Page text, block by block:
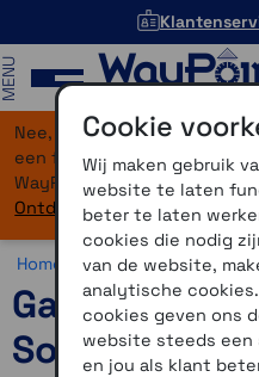
Nee, je bent niet verdwaald!
een flinke upgrade
WayPoint-service, maar dan
Ontdek hier wat er allemaal
Home >Horloges >
Garmin
Solar
Cookie
Wij maken gebruik
website te laten
beter te laten
cookies die nodig
van de website,
analytische
cookies geven ons
website steeds een
en jou als klant